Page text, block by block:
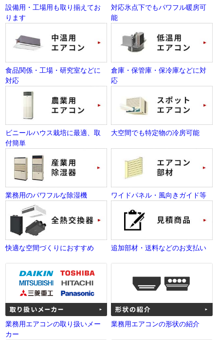
設備用・工場用も取り揃えてお
ります
対応氷点下でもパワフル暖房可
能
食品関係・工場・研究室などに
対応
倉庫・保管庫・保冷庫などに対
応
ビニールハウス栽培に最適、取
付簡単
大空間でも特定物の冷房可能
業務用のパワフルな除湿機 ワイドパネル・風向きガイド等
快適な空間づくりにおすすめ 追加部材・送料などのお支払い
業務用エアコンの取り扱いメー
カー
業務用エアコンの形状の紹介